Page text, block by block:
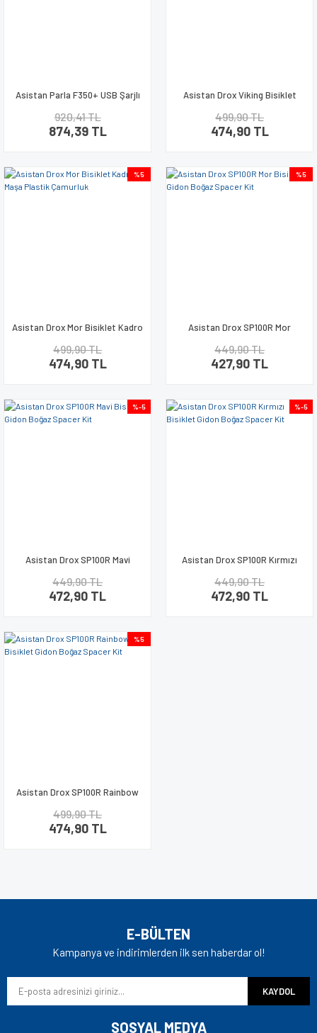
Asistan Parla F350+ USB Şarjlı
920,41 TL
874,39 TL
Asistan Drox Viking Bisiklet
499,90 TL
474,90 TL
%5
Asistan Drox Mor Bisiklet Kadro
499,90 TL
474,90 TL
%5
Asistan Drox SP100R Mor
449,90 TL
427,90 TL
%-5
Asistan Drox SP100R Mavi
449,90 TL
472,90 TL
%-5
Asistan Drox SP100R Kırmızı
449,90 TL
472,90 TL
%5
Asistan Drox SP100R Rainbow
499,90 TL
474,90 TL
E-BÜLTEN
Kampanya ve indirimlerden ilk sen haberdar ol!
KAYDOL
SOSYAL MEDYA